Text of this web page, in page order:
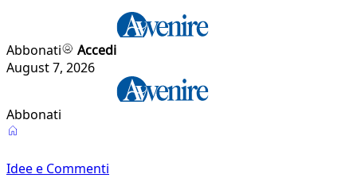
Abbonati
Accedi
August 7, 2026
Abbonati
Idee e Commenti